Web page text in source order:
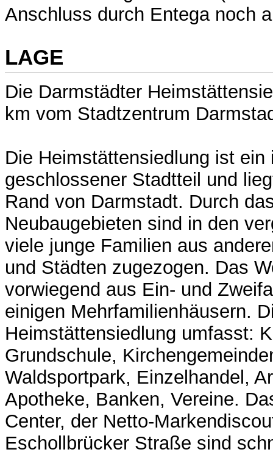
Anschluss durch Entega noch
LAGE
Die Darmstädter
km vom Stadtzentrum
Die Heimstättensiedlung ist ein
geschlossener Stadtteil und
Rand von Darmstadt. Durch
Neubaugebieten sind in den
viele junge Familien aus
und Städten zugezogen. Das
vorwiegend aus Ein- und
einigen Mehrfamilienhäusern.
Heimstättensiedlung umfasst:
Grundschule,
Waldsportpark, Einzelhandel,
Apotheke, Banken, Vereine.
Center, der Netto-
Eschollbrücker Straße sind